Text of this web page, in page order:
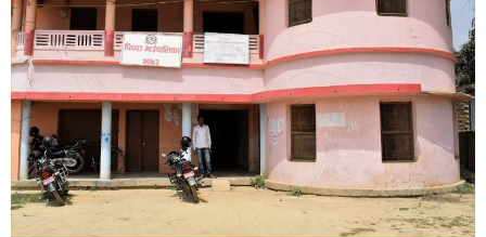
मधेश
विशेष
राजनीति
प्रमुख
समाचार
राष्ट्रिय